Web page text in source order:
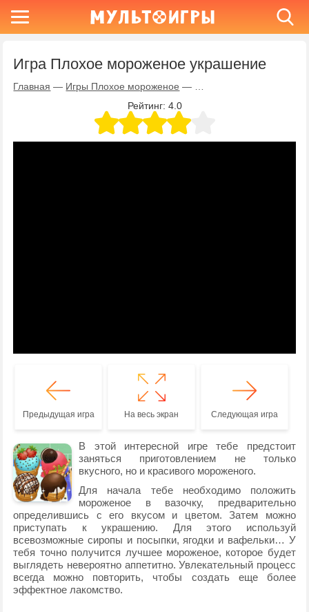
Игра Плохое мороженое украшение
Главная — Игры Плохое мороженое —
Рейтинг: 4.0
Предыдущая игра На весь экран Следующая игра
В этой интересной игре тебе предстоит
заняться приготовлением не только
вкусного, но и красивого мороженого.
Для начала тебе необходимо положить
мороженое в вазочку, предварительно
определившись с его вкусом и цветом. Затем можно
приступать к украшению. Для этого используй
всевозможные сиропы и посыпки, ягодки и вафельки… У
тебя точно получится лучшее мороженое, которое будет
выглядеть невероятно аппетитно. Увлекательный процесс
всегда можно повторить, чтобы создать еще более
эффектное лакомство.